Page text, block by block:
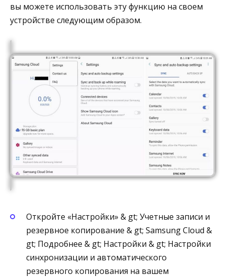
вы можете использовать эту функцию на своем
устройстве следующим образом.
Откройте «Настройки» & gt; Учетные записи и
резервное копирование & gt; Samsung Cloud &
gt; Подробнее & gt; Настройки & gt; Настройки
синхронизации и автоматического
резервного копирования на вашем